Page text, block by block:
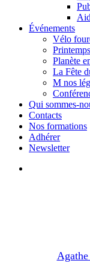
Événements
Vélo
Planète
La Fête
M nos
Qui sommes-
Contacts
Nos formations
Adhérer
Newsletter